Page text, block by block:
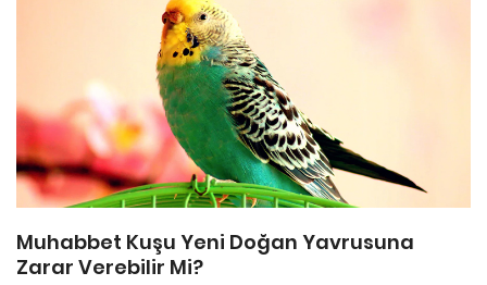
Muhabbet Kuşu Yeni Doğan Yavrusuna
Zarar Verebilir Mi?